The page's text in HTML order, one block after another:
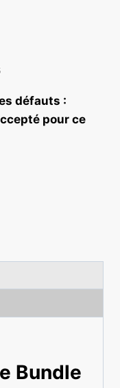
défauts :
pour ce
Bundle